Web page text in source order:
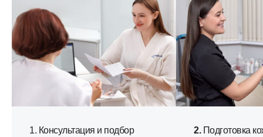
1. Консультация и подбор
2.Подготовка
Поддержим и сопроводим вас, начиная от первого
ДРУЖЕЛЮБНАЯ АТМОСФЕРА
И ОТКРЫТЫЙ СЕРВИС
оборудования и экспертизы предоставления
медицинских услуг